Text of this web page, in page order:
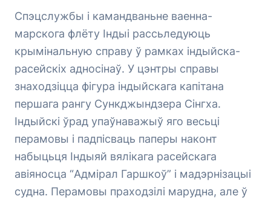
Спэцслужбы і камандваньне ваенна-
марскога флёту Індыі рассьледуюць
крымінальную справу ў рамках індыйска-
расейскіх адносінаў. У цэнтры справы
знаходзіцца фігура індыйскага капітана
першага рангу Сункджындзера Сінгха.
Індыйскі ўрад упаўнаважыў яго весьці
перамовы і падпісваць паперы наконт
набыцьця Індыяй вялікага расейскага
авіяносца “Адмірал Гаршкоў” і мадэрнізацыі
судна. Перамовы праходзілі марудна, але ў